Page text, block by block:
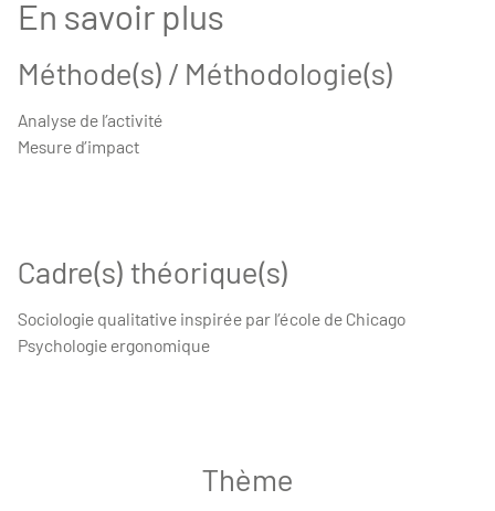
En savoir plus
Méthode(s) / Méthodologie(s)
Analyse de l’activité
Mesure d’impact
Cadre(s) théorique(s)
Sociologie qualitative inspirée par l’école de Chicago
Psychologie ergonomique
Thème